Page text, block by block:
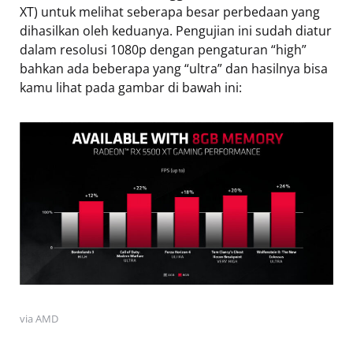
XT) untuk melihat seberapa besar perbedaan yang
dihasilkan oleh keduanya. Pengujian ini sudah diatur
dalam resolusi 1080p dengan pengaturan “high”
bahkan ada beberapa yang “ultra” dan hasilnya bisa
kamu lihat pada gambar di bawah ini:
via AMD